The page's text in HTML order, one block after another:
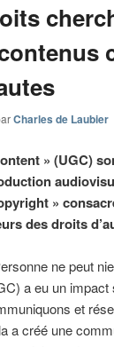
Charles de Laubier
» (UGC)
»
des droits
ne peut
a eu un
et
a créé une